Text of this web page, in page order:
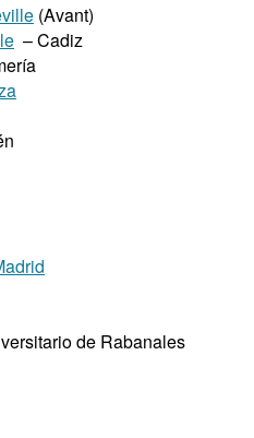
(Avant)
– Cadiz
de Rabanales